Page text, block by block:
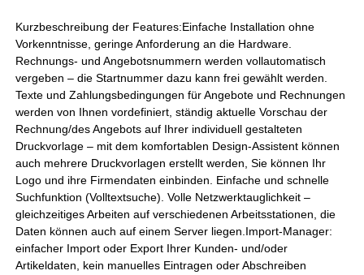
Kurzbeschreibung der Features:Einfache Installation ohne
Vorkenntnisse, geringe Anforderung an die Hardware.
Rechnungs- und Angebotsnummern werden vollautomatisch
vergeben – die Startnummer dazu kann frei gewählt werden.
Texte und Zahlungsbedingungen für Angebote und Rechnungen
werden von Ihnen vordefiniert, ständig aktuelle Vorschau der
Rechnung/des Angebots auf Ihrer individuell gestalteten
Druckvorlage – mit dem komfortablen Design-Assistent können
auch mehrere Druckvorlagen erstellt werden, Sie können Ihr
Logo und ihre Firmendaten einbinden. Einfache und schnelle
Suchfunktion (Volltextsuche). Volle Netzwerktauglichkeit –
gleichzeitiges Arbeiten auf verschiedenen Arbeitsstationen, die
Daten können auch auf einem Server liegen.Import-Manager:
einfacher Import oder Export Ihrer Kunden- und/oder
Artikeldaten, kein manuelles Eintragen oder Abschreiben